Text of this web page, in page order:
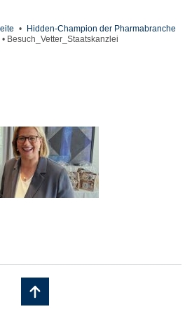
•
Hidden-Champion der Pharmabranche
• Besuch_Vetter_Staatskanzlei